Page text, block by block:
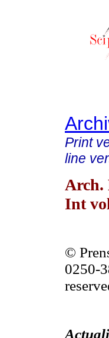
Print
line
Arch.
Int
©
0250-